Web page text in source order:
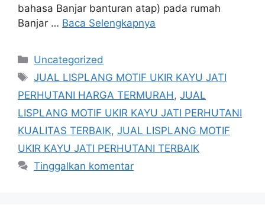
bahasa Banjar banturan atap) pada rumah
Banjar … Baca Selengkapnya
Kategori
Uncategorized
Tag
JUAL LISPLANG MOTIF UKIR KAYU JATI
PERHUTANI HARGA TERMURAH , JUAL
LISPLANG MOTIF UKIR KAYU JATI PERHUTANI
KUALITAS TERBAIK, JUAL LISPLANG MOTIF
UKIR KAYU JATI PERHUTANI TERBAIK
Tinggalkan komentar